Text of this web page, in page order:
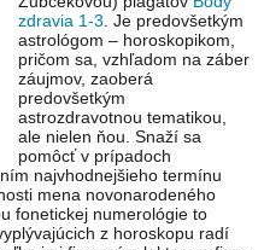
zdravia 1-3 . Je predovšetkým
astrológom – horoskopikom,
pričom sa, vzhľadom na záber
záujmov, zaoberá
predovšetkým
astrozdravotnou tematikou,
ale nielen ňou. Snaží sa
pomôcť v prípadoch
najvhodnejšieho termínu
mena novonarodeného
fonetickej numerológie to
z horoskopu radí